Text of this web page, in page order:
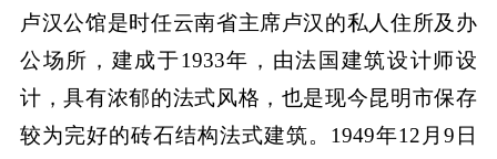
卢汉公馆是时任云南省主席卢汉的私人住所及办
公场所，建成于1933年，由法国建筑设计师设
计，具有浓郁的法式风格，也是现今昆明市保存
较为完好的砖石结构法式建筑。1949年12月9日